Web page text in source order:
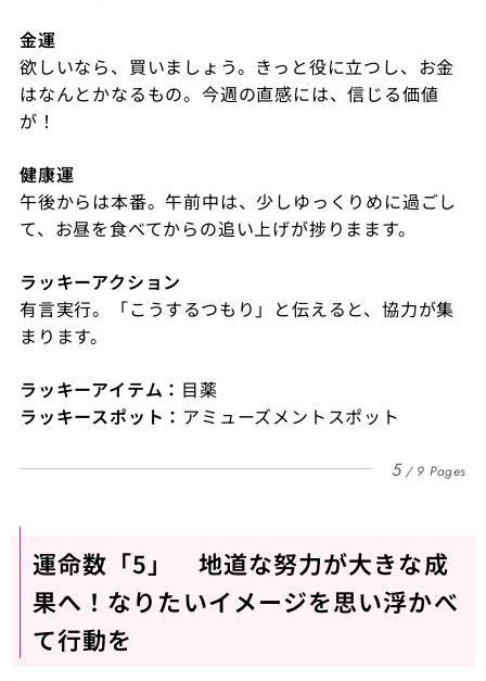
金運
欲しいなら、買いましょう。きっと役に立つし、お金
はなんとかなるもの。今週の直感には、信じる価値
が！
健康運
午後からは本番。午前中は、少しゆっくりめに過ごし
て、お昼を食べてからの追い上げが捗りまます。
ラッキーアクション
有言実行。「こうするつもり」と伝えると、協力が集
まります。
ラッキーアイテム： 目薬
ラッキースポット： アミューズメントスポット
5 9 Pages
運命数「5」 地道な努力が大きな成
果へ！なりたいイメージを思い浮かべ
て行動を